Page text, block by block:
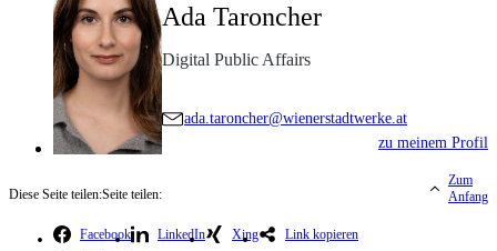
Ada Taroncher
Digital Public Affairs
ada.taroncher@wienerstadtwerke.at
zu meinem Profil
Diese Seite teilen:Seite teilen:
Facebook LinkedIn Xing
Link kopieren
Zum
Anfang